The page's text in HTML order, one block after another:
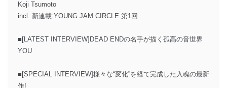
Koji Tsumoto
incl. 新連載:YOUNG JAM CIRCLE 第1回
■[LATEST INTERVIEW]DEAD ENDの名手が描く孤高の音世界
YOU
■[SPECIAL INTERVIEW]様々な“変化”を経て完成した入魂の最新
作!